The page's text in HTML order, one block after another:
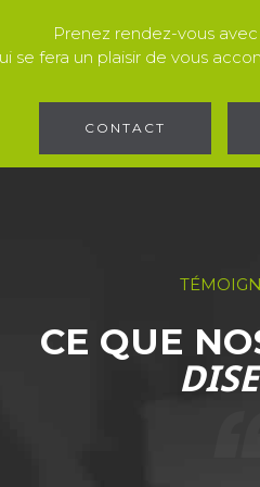
Prenez rendez-vous
se fera un plaisir de vous
CONTACT
CE QUE